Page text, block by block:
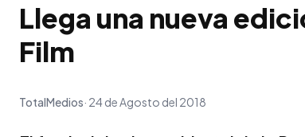
Llega una nueva
Film
TotalMedios 24 de Agosto del 2018